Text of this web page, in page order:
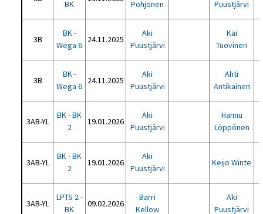
BK
Pohjonen
Puustjärvi
3B
BK -
Wega 6
24.11.2025
Aki
Puustjärvi
Kai
Tuovinen
3B
BK -
Wega 6
24.11.2025
Aki
Puustjärvi
Ahti
Antikainen
3AB-YL
BK - BK
2
19.01.2026
Aki
Puustjärvi
Hannu
Löppönen
3AB-YL
BK - BK
2
19.01.2026
Aki
Puustjärvi
Keijo Winte
3AB-YL
LPTS 2 -
BK
09.02.2026
Barri
Kellow
Aki
Puustjärvi